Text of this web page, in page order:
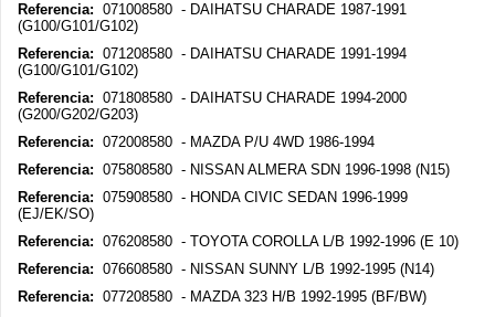
Referencia: 071008580 - DAIHATSU CHARADE 1987-1991
(G100/G101/G102)
Referencia: 071208580 - DAIHATSU CHARADE 1991-1994
(G100/G101/G102)
Referencia: 071808580 - DAIHATSU CHARADE 1994-2000
(G200/G202/G203)
Referencia: 072008580 - MAZDA P/U 4WD 1986-1994
Referencia: 075808580 - NISSAN ALMERA SDN 1996-1998 (N15)
Referencia: 075908580 - HONDA CIVIC SEDAN 1996-1999
(EJ/EK/SO)
Referencia: 076208580 - TOYOTA COROLLA L/B 1992-1996 (E 10)
Referencia: 076608580 - NISSAN SUNNY L/B 1992-1995 (N14)
Referencia: 077208580 - MAZDA 323 H/B 1992-1995 (BF/BW)